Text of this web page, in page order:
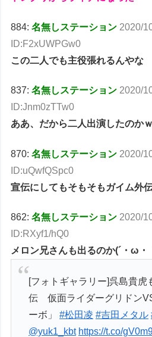
884:名無しステーション 2020/
ID:F2xUWPGw0
この二人でも主役張れるんやな
837:名無しステーション 2020/
ID:Jnm0zTTw0
ああ、だから二人出演したのかｗ
870:名無しステーション 2020/
ID:uQwfQSpc0
宣伝にしてもそもそもガイム外
862:名無しステーション 2020/
ID:RXyf1/hQ0
メロン兄さんも出るのか(´・ω・
[フォトギャラリー]呉島貴虎
伝 仮面ライダーグリドン
ーボ」#松田凌 #吉田メタル
@yuk1_kbt https://t.co/